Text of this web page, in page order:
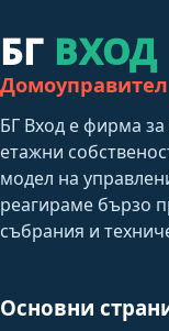
БГ ВХОД
Домоуправител
БГ Вход е фирма
етажни
модел на
реагираме бързо
събрания и
Основни